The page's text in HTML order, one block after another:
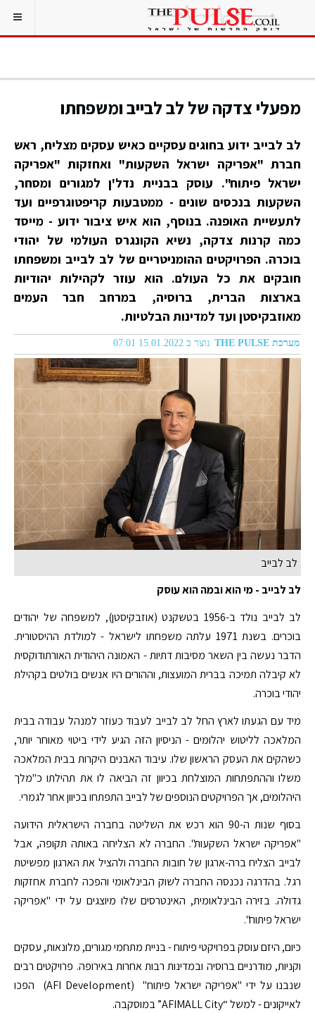
מפעלי צדקה של לב לבייב ומשפחתו
לב לבייב ידוע בחוגים עסקיים כאיש עסקים מצליח, ראש
חברת "אפריקה ישראל השקעות" ואחזקות "אפריקה
ישראל פיתוח". עוסק בבניית נדל'ן למגורים ומסחר,
השקעות בנכסים שונים - ממטבעות קריפטוגרפיים ועד
לתעשיית האופנה. בנוסף, הוא איש ציבור ידוע - מייסד
כמה קרנות צדקה, נשיא הקונגרס העולמי של יהודי
בוכרה. הפרויקטים ההומניטריים של לב לבייב ומשפחתו
חובקים את כל העולם. הוא עוזר לקהילות יהודיות
בארצות הברית, ברוסיה, במרחב חבר העמים
מאוזבקיסטן ועד למדינות הבלטיות.
מערכת THE PULSE נוצר ב 15.01.2022 07:01
לב לבייב
לב לבייב - מי הוא ובמה הוא עוסק
לב לבייב נולד ב-1956 בטשקנט (אוזבקיסטן), למשפחה של יהודים
בוכרים. בשנת 1971 עלתה משפחתו לישראל - למולדת ההיסטורית.
הדבר נעשה בין השאר מסיבות דתיות - האמונה היהודית האורתודוקסית
לא קיבלה תמיכה בברית המועצות, וההורים היו אנשים בולטים בקהילת
יהודי בוכרה.
מיד עם הגעתו לארץ החל לב לבייב לעבוד כעוזר למנהל עבודה בבית
המלאכה לליטוש יהלומים - הניסיון הזה הגיע לידי ביטוי מאוחר יותר,
כשהקים את העסק הראשון שלו. עיבוד האבנים היקרות בבית המלאכה
משלו וההתפתחות המוצלחת בכיוון זה הביאה לו את תהילתו כ"מלך
היהלומים, אך הפרויקטים הנוספים של לבייב התפתחו בכיוון אחר לגמרי.
בסוף שנות ה-90 הוא רכש את השליטה בחברה הישראלית הידועה
"אפריקה ישראל השקעות". החברה לא הצליחה באותה תקופה, אבל
לבייב הצליח ברה-ארגון של חובות החברה ולהציל את הארגון מפשיטת
רגל. בהדרגה נכנסה החברה לשוק הבינלאומי והפכה לחברת אחזקות
גדולה. בזירה הבינלאומית, האינטרסים שלו מיוצגים על ידי "אפריקה
ישראל פיתוח".
כיום, היזם עוסק בפרויקטי פיתוח - בניית מתחמי מגורים, מלונאות, עסקים
וקניות, מודרניים ברוסיה ובמדינות רבות אחרות באירופה. פרויקטים רבים
שנבנו על ידי "אפריקה ישראל פיתוח" (AFI Development) הפכו
לאייקונים - למשל “AFIMALL City” במוסקבה.